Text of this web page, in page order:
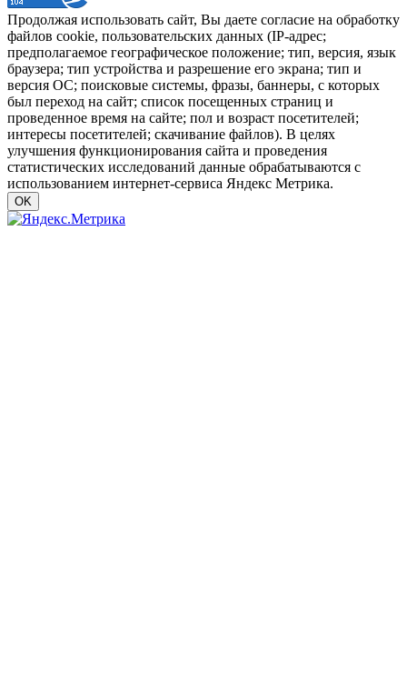
Продолжая использовать сайт, Вы даете согласие на обработку
файлов cookie, пользовательских данных (IP-адрес;
предполагаемое географическое положение; тип, версия, язык
браузера; тип устройства и разрешение его экрана; тип и
версия ОС; поисковые системы, фразы, баннеры, с которых
был переход на сайт; список посещенных страниц и
проведенное время на сайте; пол и возраст посетителей;
интересы посетителей; скачивание файлов). В целях
улучшения функционирования сайта и проведения
статистических исследований данные обрабатываются с
использованием интернет-сервиса Яндекс Метрика.
OK